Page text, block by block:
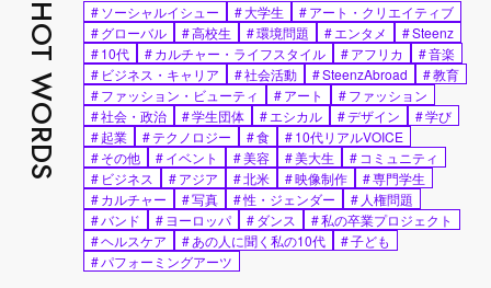
HOT WORDS #ソーシャルイシュー #大学生 #アート・クリエイティブ
#グローバル #高校生 #環境問題 #エンタメ #Steenz
#10代 #カルチャー・ライフスタイル #アフリカ #音楽
# ビジネス・キャリア #社会活動 #SteenzAbroad #教育
#ファッション・ビューティ #アート #ファッション
#社会・政治 #学生団体 #エシカル #デザイン #学び
#起業 #テクノロジー #食 #10代リアルVOICE
#その他 #イベント #美容 #美大生 # コミュニティ
# ビジネス #アジア #北米 #映像制作 #専門学生
#カルチャー #写真 #性・ジェンダー # 人権問題
#バンド #ヨーロッパ #ダンス #私の卒業プロジェクト
#ヘルスケア #あの人に聞く私の10代 #子ども
#パフォーミングアーツ